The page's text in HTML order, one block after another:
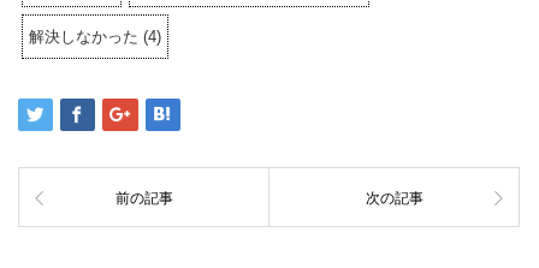
解決しなかった (4)
前の記事 次の記事